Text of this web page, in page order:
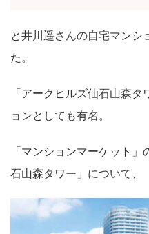
と井川遥さんの自宅マンシ
た。
「アークヒルズ仙石山森
ョンとしても有名。
「マンションマーケット
石山森タワー」について、